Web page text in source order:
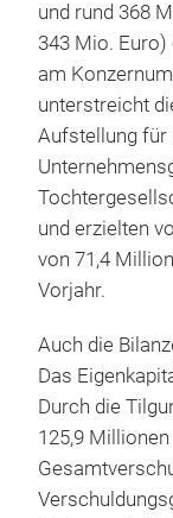
und rund 368
343 Mio.
am
unterstreicht
Aufstellung für
und erzielten
von 71,4
Vorjahr.
Auch die
Das
Durch die
125,9